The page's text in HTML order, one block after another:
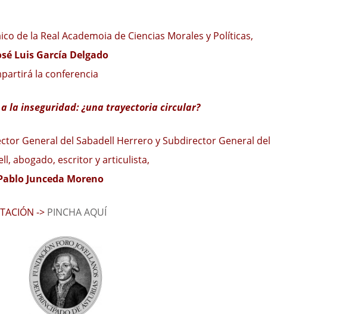
de la Real Academoia de Ciencias Morales y Políticas,
Luis García Delgado
la conferencia
la inseguridad: ¿una trayectoria circular?
General del Sabadell Herrero y Subdirector General del
abogado, escritor y articulista,
Junceda Moreno
->PINCHA AQUÍ